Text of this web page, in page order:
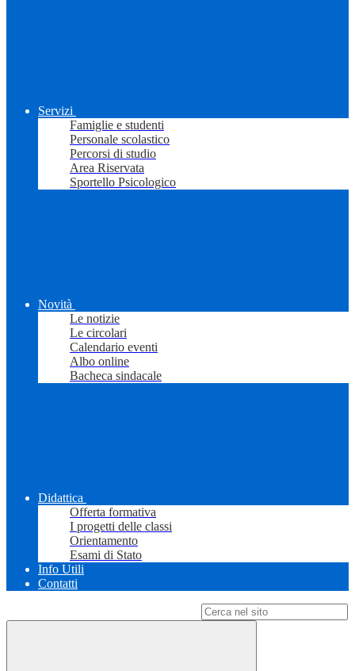
Servizi
Famiglie e studenti
Personale scolastico
Percorsi di studio
Area Riservata
Sportello Psicologico
Novità
Le notizie
Le circolari
Calendario eventi
Albo online
Bacheca sindacale
Didattica
Offerta formativa
I progetti delle classi
Orientamento
Esami di Stato
Info Utili
Contatti